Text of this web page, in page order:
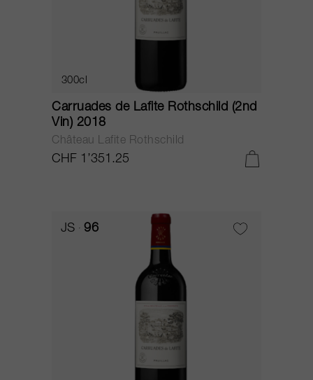
300cl
Carruades de Lafite Rothschild (2nd
Vin) 2018
Château Lafite Rothschild
CHF 1’351.25
JS 96